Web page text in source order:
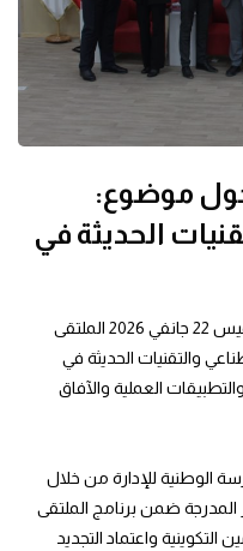
حول موضوع:
الحديثة في
نظّمت المدرسة الوطنية للإدارة يوم الخميس 22 جانفي 2026 الملتقى
والتقنيات الحديثة في
العملية والآفاق
الوطنية للإدارة من خلال
المدرجة ضمن برنامج الملتقى
واعتماد التجديد